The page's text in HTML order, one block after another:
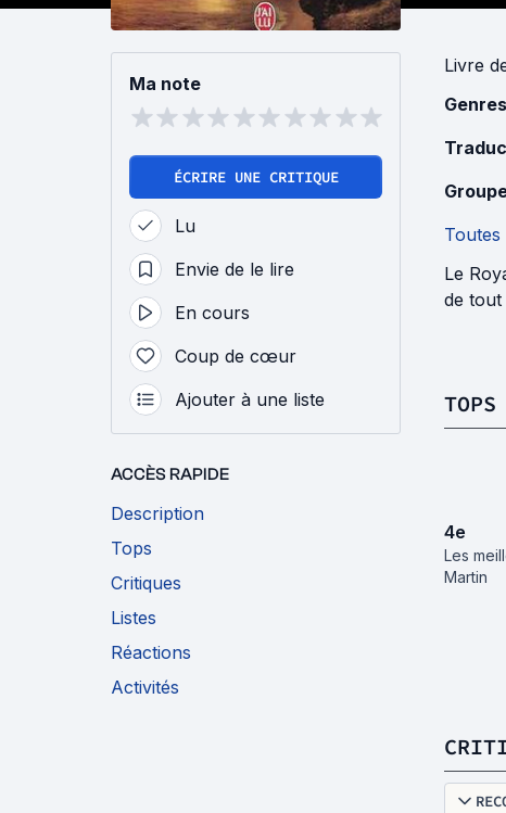
Ma note
ÉCRIRE UNE CRITIQUE
Lu
Envie de le lire
En cours
Coup de cœur
Ajouter à une liste
ACCÈS RAPIDE
Description
Tops
Critiques
Listes
Réactions
Activités
Livre
Le
de tout
TOPS
4e
Les
Martin